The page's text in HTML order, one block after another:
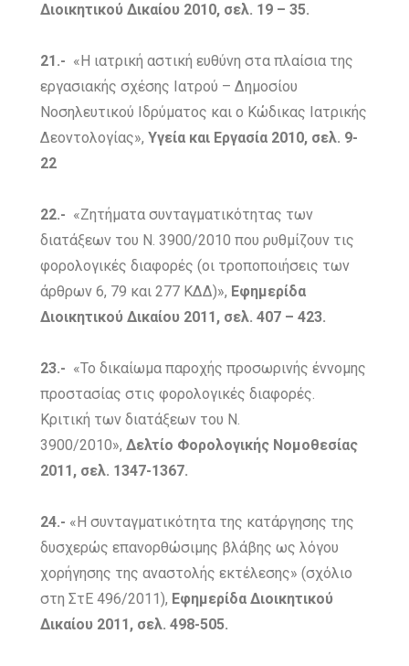
Διοικητικού Δικαίου 2010, σελ. 19 – 35.
21.- «Η ιατρική αστική ευθύνη στα πλαίσια της
εργασιακής σχέσης Ιατρού – Δημοσίου
Νοσηλευτικού Ιδρύματος και ο Κώδικας Ιατρικής
Δεοντολογίας»,Υγεία και Εργασία 2010, σελ. 9-
22
22.- «Ζητήματα συνταγματικότητας των
διατάξεων του Ν. 3900/2010 που ρυθμίζουν τις
φορολογικές διαφορές (οι τροποποιήσεις των
άρθρων 6, 79 και 277 ΚΔΔ)», Εφημερίδα
Διοικητικού Δικαίου 2011, σελ. 407 – 423.
23.- «Το δικαίωμα παροχής προσωρινής έννομης
προστασίας στις φορολογικές διαφορές.
Κριτική των διατάξεων του Ν.
3900/2010», Δελτίο Φορολογικής Νομοθεσίας
2011, σελ. 1347-1367.
24.- «Η συνταγματικότητα της κατάργησης της
δυσχερώς επανορθώσιμης βλάβης ως λόγου
χορήγησης της αναστολής εκτέλεσης» (σχόλιο
στη ΣτΕ 496/2011), Εφημερίδα Διοικητικού
Δικαίου 2011, σελ. 498-505.